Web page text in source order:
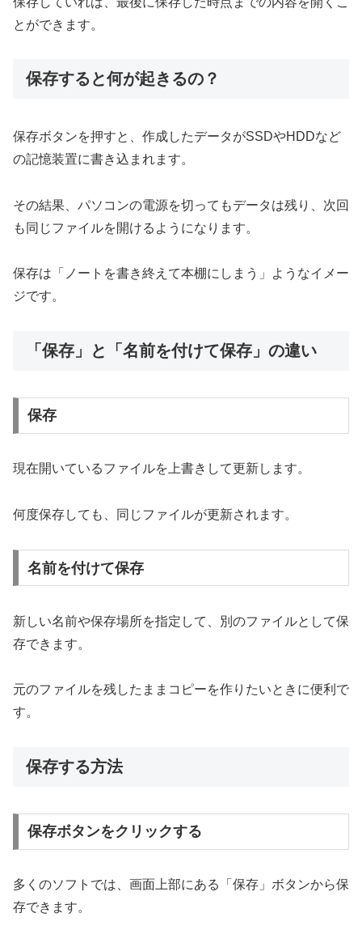
とができます。
保存すると何が起きるの？
保存ボタンを押すと、作成したデータがSSDやHDDなど
の記憶装置に書き込まれます。
その結果、パソコンの電源を切ってもデータは残り、次回
も同じファイルを開けるようになります。
保存は「ノートを書き終えて本棚にしまう」ようなイメー
ジです。
「保存」と「名前を付けて保存」の違い
保存
現在開いているファイルを上書きして更新します。
何度保存しても、同じファイルが更新されます。
名前を付けて保存
新しい名前や保存場所を指定して、別のファイルとして保
存できます。
元のファイルを残したままコピーを作りたいときに便利で
す。
保存する方法
保存ボタンをクリックする
多くのソフトでは、画面上部にある「保存」ボタンから保
存できます。